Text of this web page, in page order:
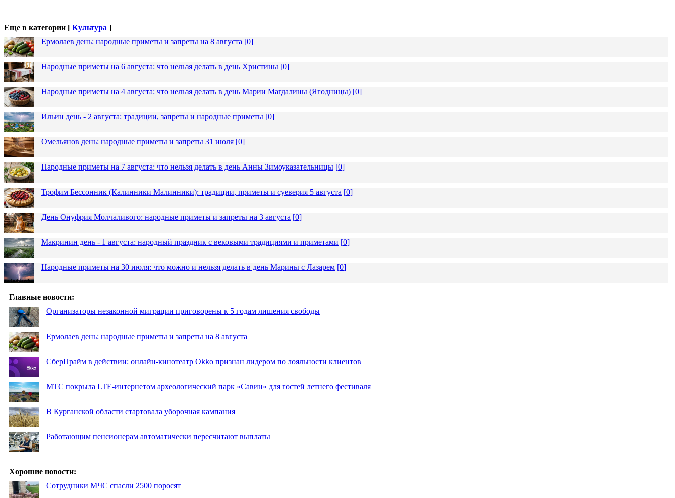
Еще в категории [ Культура ]
Ермолаев день: народные приметы и запреты на 8 августа [0]
Народные приметы на 6 августа: что нельзя делать в день Христины [0]
Народные приметы на 4 августа: что нельзя делать в день Марии Магдалины (Ягодницы) [0]
Ильин день - 2 августа: традиции, запреты и народные приметы [0]
Омельянов день: народные приметы и запреты 31 июля [0]
Народные приметы на 7 августа: что нельзя делать в день Анны Зимоуказательницы [0]
Трофим Бессонник (Калинники Малинники): традиции, приметы и суеверия 5 августа [0]
День Онуфрия Молчаливого: народные приметы и запреты на 3 августа [0]
Макринин день - 1 августа: народный праздник с вековыми традициями и приметами [0]
Народные приметы на 30 июля: что можно и нельзя делать в день Марины с Лазарем [0]
Главные новости:
Организаторы незаконной миграции приговорены к 5 годам лишения свободы
Ермолаев день: народные приметы и запреты на 8 августа
СберПрайм в действии: онлайн-кинотеатр Okko признан лидером по лояльности клиентов
МТС покрыла LTE-интернетом археологический парк «Савин» для гостей летнего фестиваля
В Курганской области стартовала уборочная кампания
Работающим пенсионерам автоматически пересчитают выплаты
Хорошие новости:
Сотрудники МЧС спасли 2500 поросят